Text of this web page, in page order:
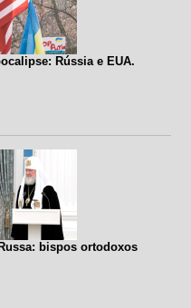
Rússia e EUA.
bispos ortodoxos